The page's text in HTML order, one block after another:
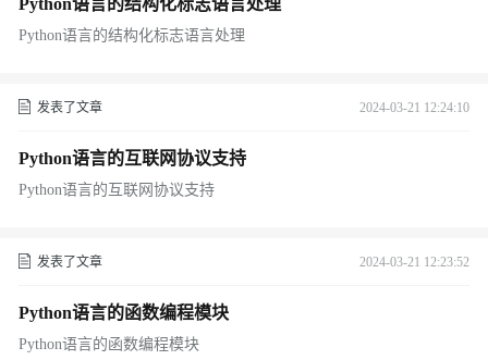
Python语言的结构化标志语言处理
Python语言的结构化标志语言处理
发表了文章 2024-03-21 12:24:10
Python语言的互联网协议支持
Python语言的互联网协议支持
发表了文章 2024-03-21 12:23:52
Python语言的函数编程模块
Python语言的函数编程模块